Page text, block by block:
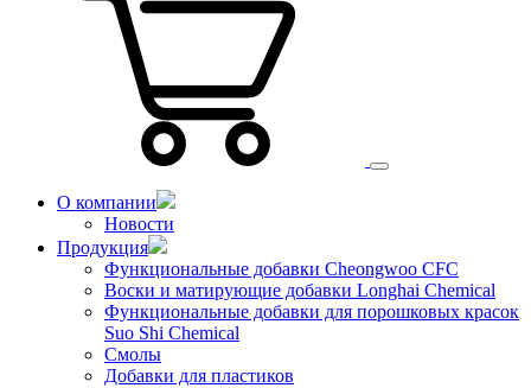
О компании
Новости
Продукция
Функциональные добавки Cheongwoo СFC
Воски и матирующие добавки Longhai Chemical
Функциональные добавки для порошковых красок
Suo Shi Chemical
Смолы
Добавки для пластиков